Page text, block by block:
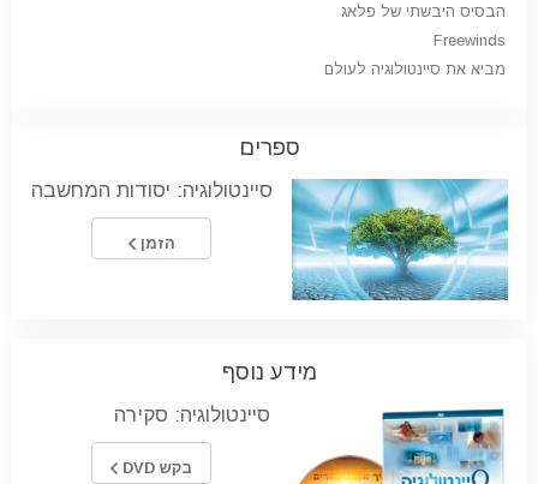
הבסיס היבשתי של פלאג
Freewinds
מביא את סיינטולוגיה לעולם
ספרים
סיינטולוגיה: יסודות המחשבה
הזמן
מידע נוסף
סיינטולוגיה: סקירה
בקש DVD